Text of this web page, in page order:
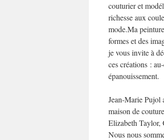
couturier et
richesse aux
mode.Ma
formes et des
je vous invite à
ces créations :
épanouissement.
Jean-Marie Pujol
maison de
Elizabeth Taylor,
Nous nous